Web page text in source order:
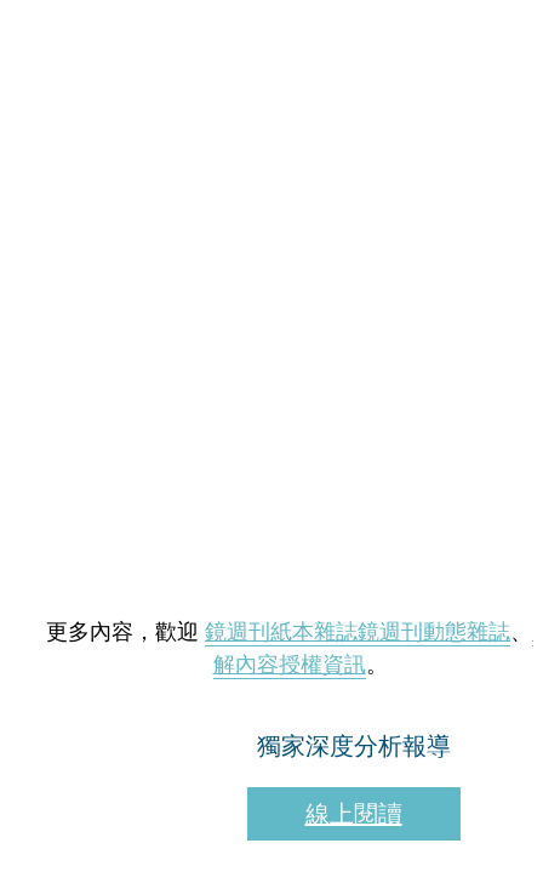
更多內容，歡迎 鏡週刊紙本雜誌鏡週刊動態雜誌、
解內容授權資訊。
獨家深度分析報導
線上閱讀